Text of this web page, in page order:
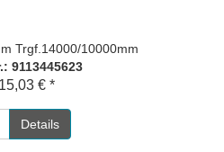
Trgf.14000/10000mm
9113445623
€ *
Details